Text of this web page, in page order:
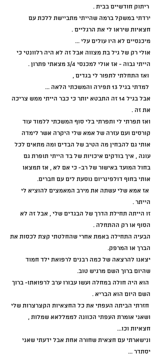
ירדתי במשקל ברמה שהייתי מתביישת ללכת עם
חצאיות שיראו לי את הרגליים .
מיכנסיים לא היו עולים עלי ...
אולי רק של גיל בת מצווה אבל זה לא היה רלוונטי כי
הייתי גבוה - אז אולי למכנסי 3/4 מצאתי פתרון .
אבל בגיל 14 זה התבטא יותר כי כבר הייתי ממש צריכה
את זה .
ואז תפרתי לי ותפרתי בלי סוף המשכתי ללמוד עוד
קורסים ועם עזרה של אמא שלי היקרה אשר לימדה
אותי גם להבחין מה הטיב של הבדים ומה מתאים לכל
עונה , איך בודקים איכויות של בד הייתי תופרת גם
בחול המועד באישור של רב- כי אם לא , אז תמצאו
אותי בחוף דולפינריום נוסעת לים עם חברים.
אז אמא שלי עשתה את מירב המאמצים להוציא לי
הייתר .
זו הייתה תחילת הדרך של הבגדים שלי , אבל זה לא
הסוף או רק ההתחלה .
הבעיה התחילה באמת אחרי שהחלטתי קצת לכסות את
הברך או המרפק.
יצאנו להרצאה של כמה רבנים לרפואת ילד חמוד
שהיום ברוך השם מרגיש טוב.
הוא היה חולה במחלה ועשו עבורו ערב לרפואתו- ברוך
השם היום הוא הבריא .
חזרתי הביתה העפתי את כל החצאיות הקצרצרות שלי
ושאני אומרת העפתי הכוונה לממללאא שמלות ,
חצאיות וכו...
ונישארתי עם חצאית שחורה אחת אבל ידעתי שאני
יסתדר ...